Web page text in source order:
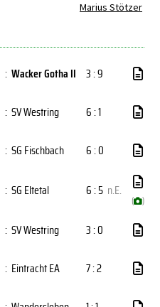
Marius Stötzer
: Wacker Gotha II 3 : 9
: SV Westring
6 : 1
: SG Fischbach 6 : 0
: SG Eltetal 6 : 5 n.E.
( )
: SV Westring
3 : 0
: Eintracht EA
7 : 2